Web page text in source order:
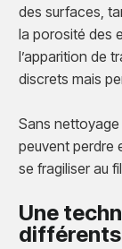
des surfaces,
la porosité des
l’apparition de
discrets mais
Sans
peuvent perdre
se fragiliser au
Une
différents